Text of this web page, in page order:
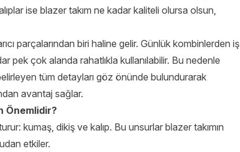
ise blazer takım ne kadar kaliteli olursa olsun,
parçalarından biri haline gelir. Günlük kombinlerden iş
pek çok alanda rahatlıkla kullanılabilir. Bu nedenle
tüm detayları göz önünde bulundurarak
avantaj sağlar.
Önemlidir?
kumaş, dikiş ve kalıp. Bu unsurlar blazer takımın
etkiler.